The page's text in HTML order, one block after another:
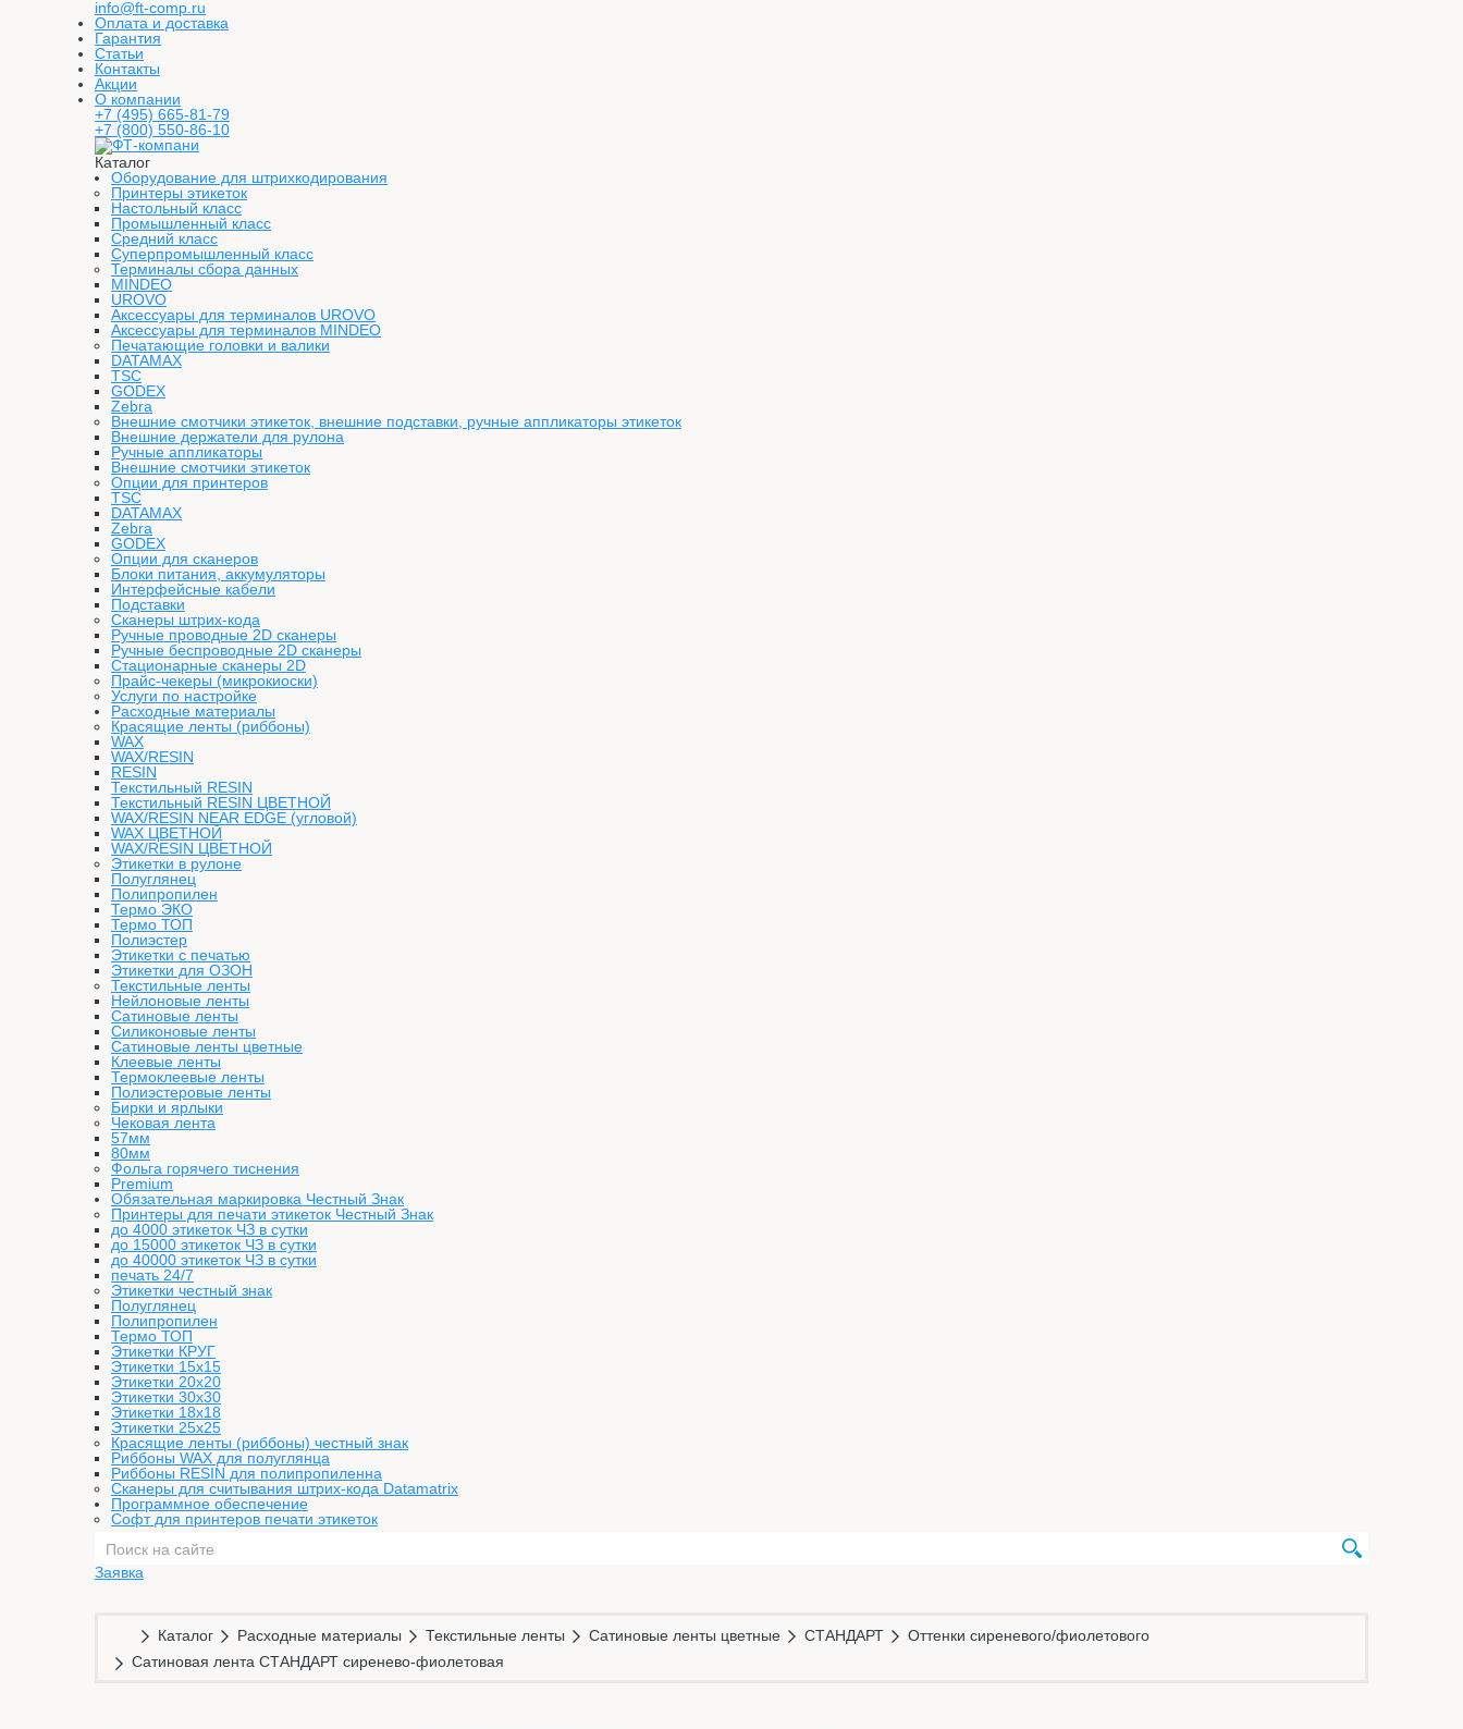
info@ft-comp.ru
Оплата и доставка
Гарантия
Статьи
Контакты
Акции
О компании
+7 (495) 665-81-79
+7 (800) 550-86-10
Каталог
Оборудование для штрихкодирования
Принтеры этикеток
Настольный класс
Промышленный класс
Средний класс
Суперпромышленный класс
Терминалы сбора данных
MINDEO
UROVO
Аксессуары для терминалов UROVO
Аксессуары для терминалов MINDEO
Печатающие головки и валики
DATAMAX
TSC
GODEX
Zebra
Внешние смотчики этикеток, внешние подставки, ручные аппликаторы этикеток
Внешние держатели для рулона
Ручные аппликаторы
Внешние смотчики этикеток
Опции для принтеров
TSC
DATAMAX
Zebra
GODEX
Опции для сканеров
Блоки питания, аккумуляторы
Интерфейсные кабели
Подставки
Сканеры штрих-кода
Ручные проводные 2D сканеры
Ручные беспроводные 2D сканеры
Стационарные сканеры 2D
Прайс-чекеры (микрокиоски)
Услуги по настройке
Расходные материалы
Красящие ленты (риббоны)
WAX
WAX/RESIN
RESIN
Текстильный RESIN
Текстильный RESIN ЦВЕТНОЙ
WAX/RESIN NEAR EDGE (угловой)
WAX ЦВЕТНОЙ
WAX/RESIN ЦВЕТНОЙ
Этикетки в рулоне
Полуглянец
Полипропилен
Термо ЭКО
Термо ТОП
Полиэстер
Этикетки с печатью
Этикетки для ОЗОН
Текстильные ленты
Нейлоновые ленты
Сатиновые ленты
Силиконовые ленты
Сатиновые ленты цветные
Клеевые ленты
Термоклеевые ленты
Полиэстеровые ленты
Бирки и ярлыки
Чековая лента
57мм
80мм
Фольга горячего тиснения
Premium
Обязательная маркировка Честный Знак
Принтеры для печати этикеток Честный Знак
до 4000 этикеток ЧЗ в сутки
до 15000 этикеток ЧЗ в сутки
до 40000 этикеток ЧЗ в сутки
печать 24/7
Этикетки честный знак
Полуглянец
Полипропилен
Термо ТОП
Этикетки КРУГ
Этикетки 15х15
Этикетки 20х20
Этикетки 30х30
Этикетки 18х18
Этикетки 25х25
Красящие ленты (риббоны) честный знак
Риббоны WAX для полуглянца
Риббоны RESIN для полипропиленна
Сканеры для считывания штрих-кода Datamatrix
Программное обеспечение
Софт для принтеров печати этикеток
Заявка
Каталог Расходные материалы Текстильные ленты Сатиновые ленты цветные СТАНДАРТ
Оттенки сиреневого/фиолетового
Сатиновая лента СТАНДАРТ сиренево-фиолетовая